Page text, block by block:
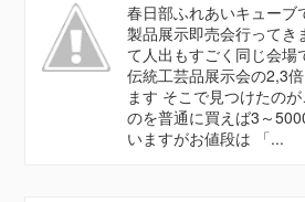
春日部ふれあいキューブ
製品展示即売会行ってき
て人出もすごく同じ会場
伝統工芸品展示会の2,3
ます そこで見つけたの
のを普通に買えば3～
いますがお値段は 「...